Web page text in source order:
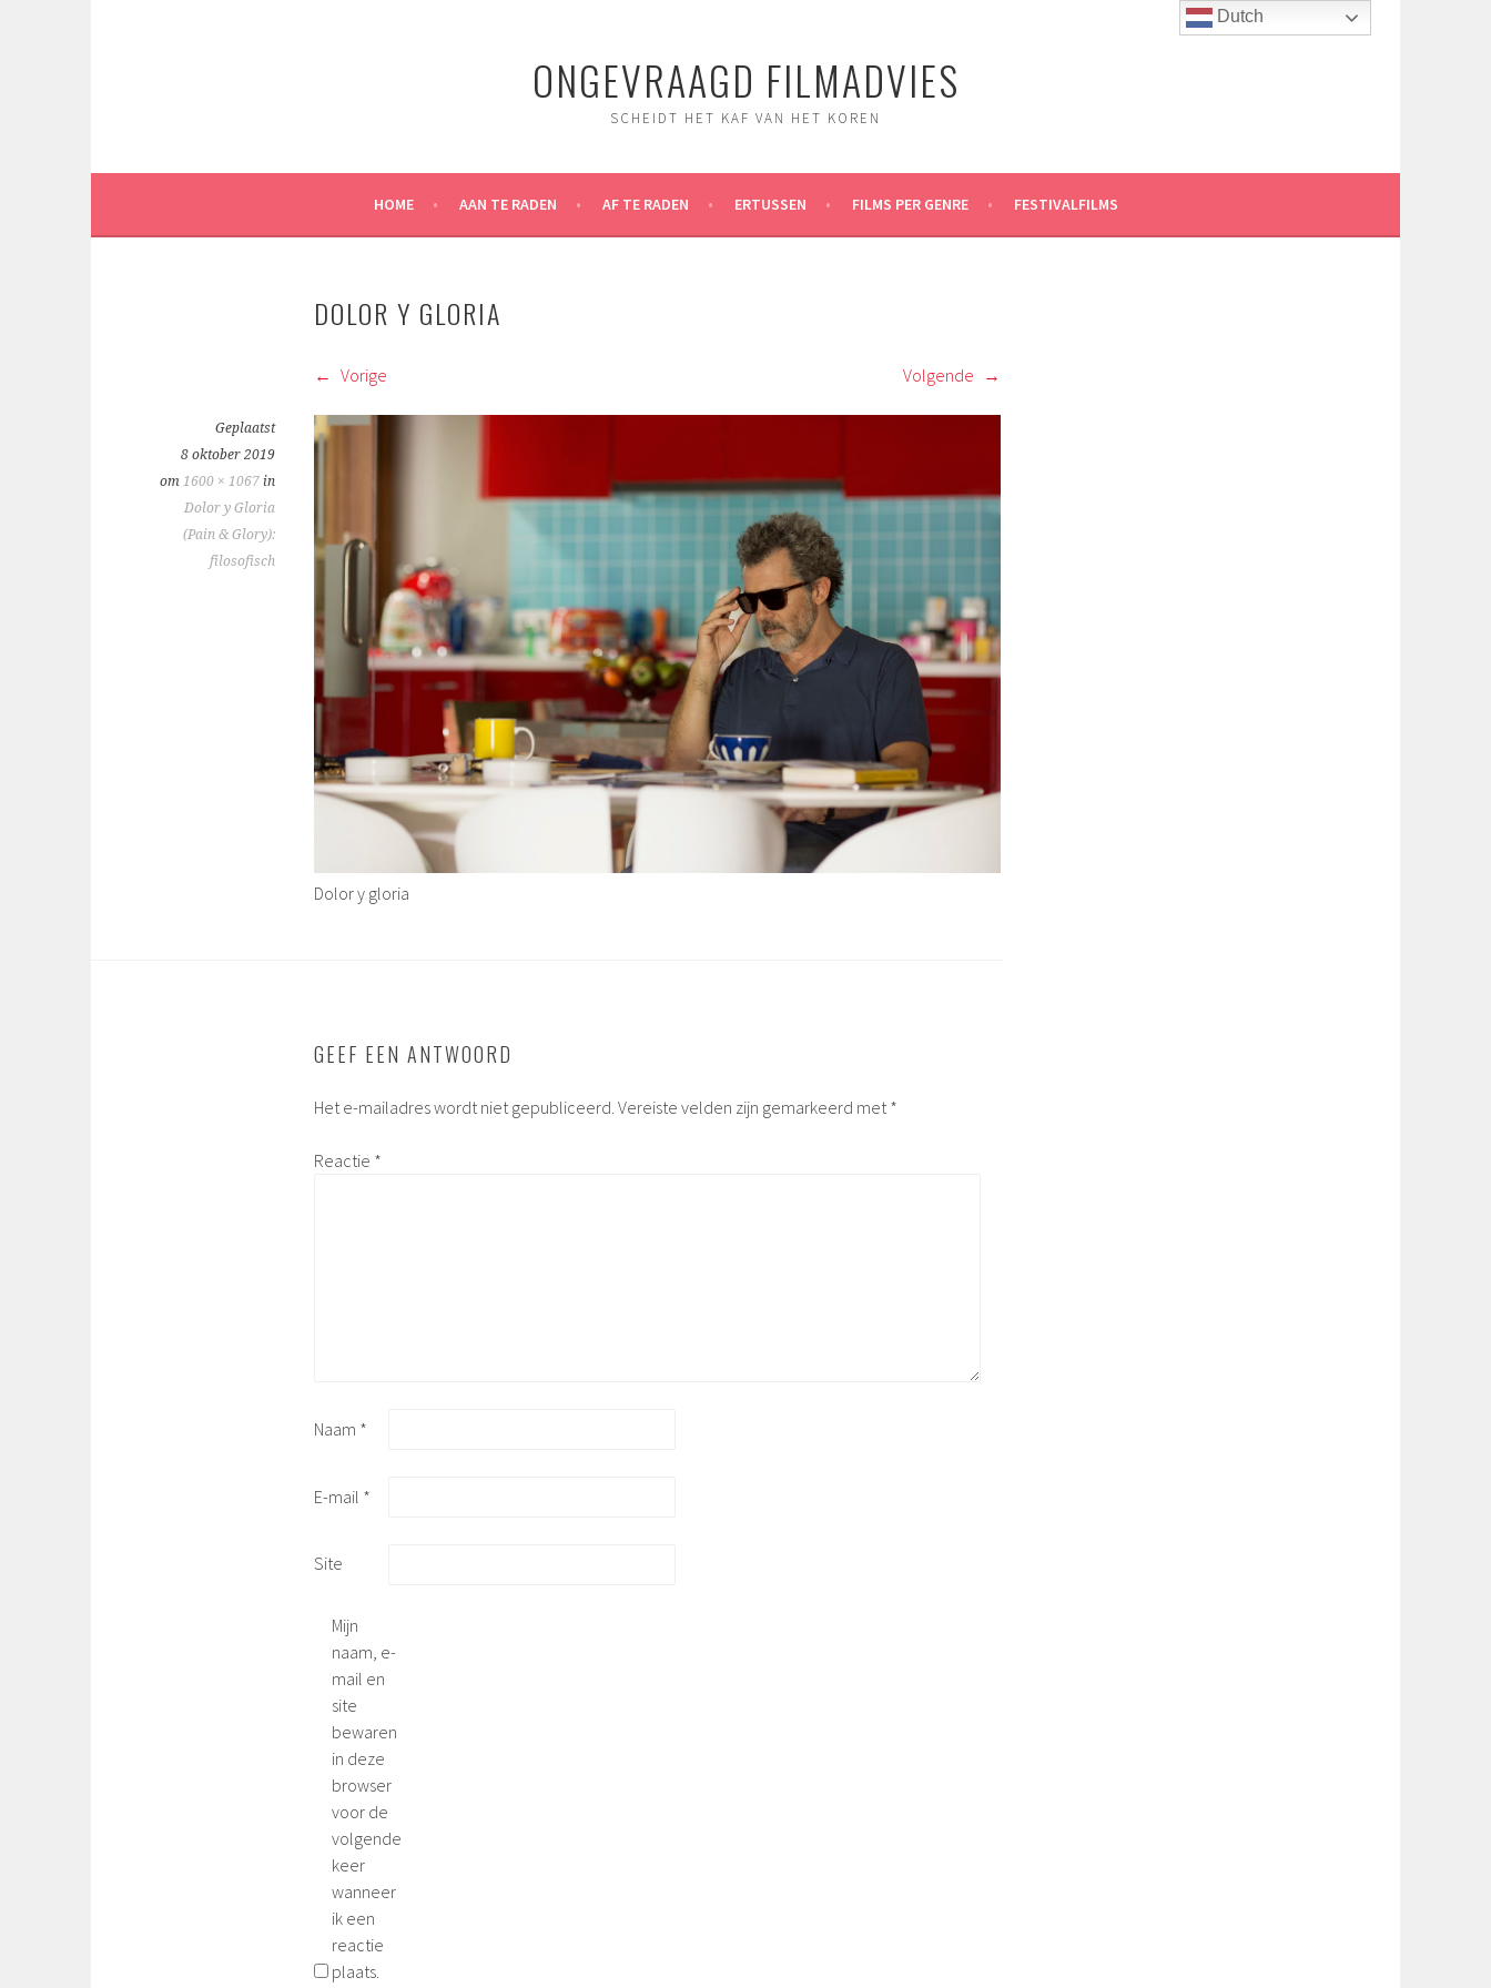
ONGEVRAAGD FILMADVIES
SCHEIDT HET KAF VAN HET KOREN
HOME AAN TE RADEN AF TE RADEN ERTUSSEN FILMS PER GENRE FESTIVALFILMS
DOLOR Y GLORIA
Vorige Volgende
Geplaatst
8 oktober 2019
om 1600 × 1067 in
Dolor y Gloria
(Pain & Glory):
filosofisch
Dolor y gloria
GEEF EEN ANTWOORD
Het e-mailadres wordt niet gepubliceerd. Vereiste velden zijn gemarkeerd met *
Reactie *
Naam *
E-mail *
Site
Mijn
naam, e-
mail en
site
bewaren
in deze
browser
voor de
volgende
keer
wanneer
ik een
reactie
plaats.
Dutch